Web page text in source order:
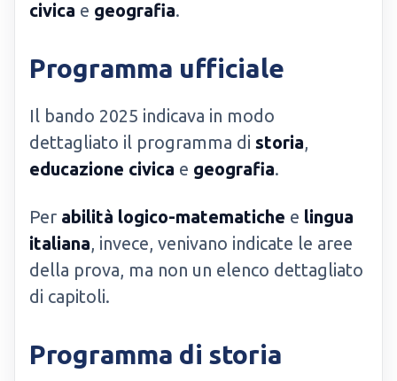
civica e geografia.
Programma ufficiale
Il bando 2025 indicava in modo
dettagliato il programma di storia,
educazione civica e geografia.
Per abilità logico-matematiche e lingua
italiana, invece, venivano indicate le aree
della prova, ma non un elenco dettagliato
di capitoli.
Programma di storia